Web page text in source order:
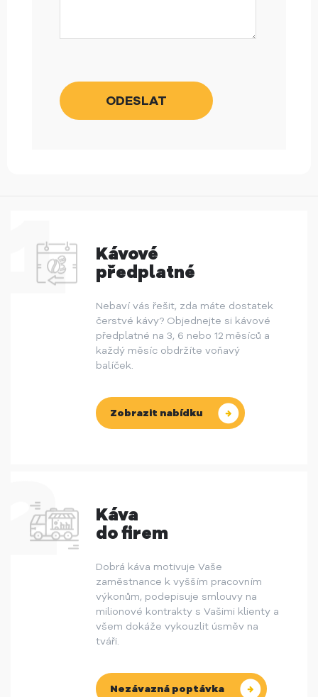
Kávové
předplatné
Nebaví vás řešit, zda máte dostatek
čerstvé kávy? Objednejte si kávové
předplatné na 3, 6 nebo 12 měsíců a
každý měsíc obdržíte voňavý
balíček.
Zobrazit nabídku
Káva
do firem
Dobrá káva motivuje Vaše
zaměstnance k vyšším pracovním
výkonům, podepisuje smlouvy na
milionové kontrakty s Vašimi klienty a
všem dokáže vykouzlit úsměv na
tváři.
Nezávazná poptávka